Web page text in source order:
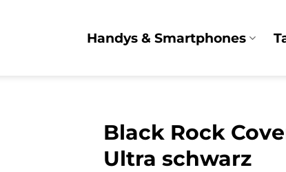
Handys & Smartphones
Black Rock
Ultra schwarz